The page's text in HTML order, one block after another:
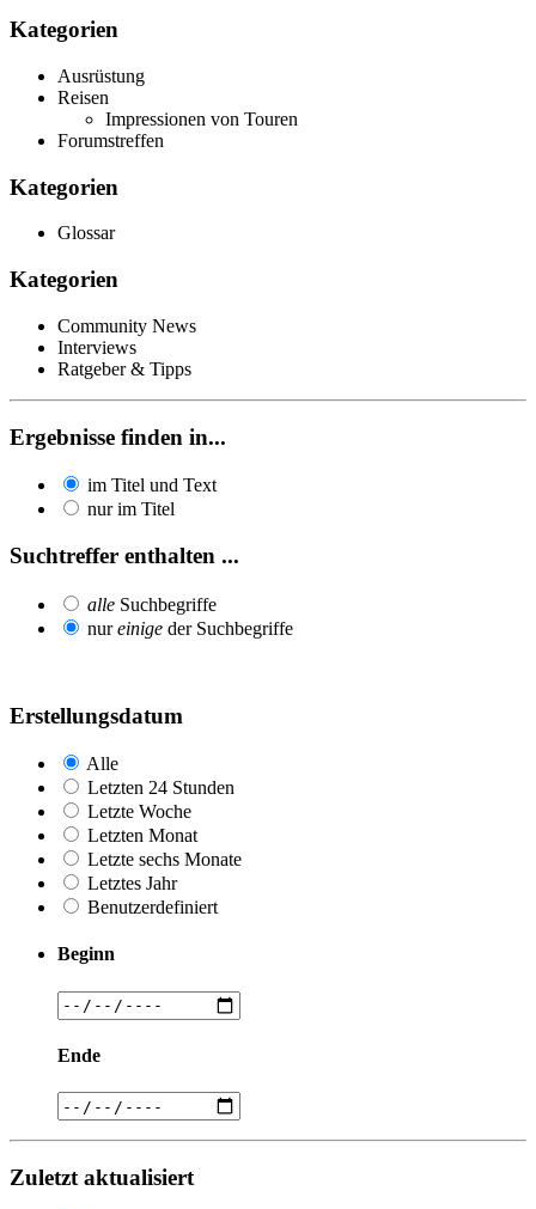
Kategorien
Ausrüstung
Reisen
Impressionen von Touren
Forumstreffen
Kategorien
Glossar
Kategorien
Community News
Interviews
Ratgeber & Tipps
Ergebnisse finden in...
im Titel und Text
nur im Titel
Suchtreffer enthalten ...
alle Suchbegriffe
nureinige der Suchbegriffe
Erstellungsdatum
Alle
Letzten 24 Stunden
Letzte Woche
Letzten Monat
Letzte sechs Monate
Letztes Jahr
Benutzerdefiniert
Beginn
Ende
Zuletzt aktualisiert